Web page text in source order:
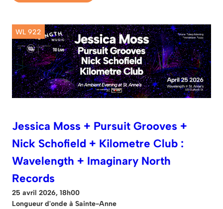
WL 922
Jessica Moss + Pursuit Grooves +
Nick Schofield + Kilometre Club :
Wavelength + Imaginary North
Records
25 avril 2026, 18h00
Longueur d'onde à Sainte-Anne